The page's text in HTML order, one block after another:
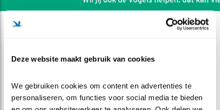
Deze website maakt gebruik van cookies
We gebruiken cookies om content en advertenties te
personaliseren, om functies voor social media te bieden